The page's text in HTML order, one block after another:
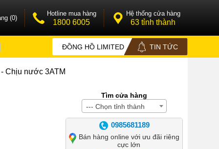
(0)
Hotline mua hàng
1800 6005
Hệ thống cửa hàng
63 tỉnh thành
ĐỒNG HỒ LIMITED TIN TỨC
Chịu nước 3ATM
Tìm cửa hàng
--- Chọn tỉnh thành
0985681189
Bán hàng online với ưu đãi riêng
cực lớn